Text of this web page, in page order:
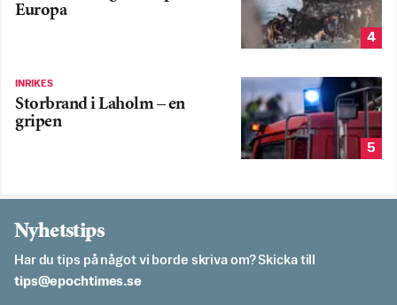
Europa
4
INRIKES
Storbrand i Laholm – en
gripen
5
Nyhetstips
Har du tips på något vi borde skriva om? Skicka till
es.semithcope@spit